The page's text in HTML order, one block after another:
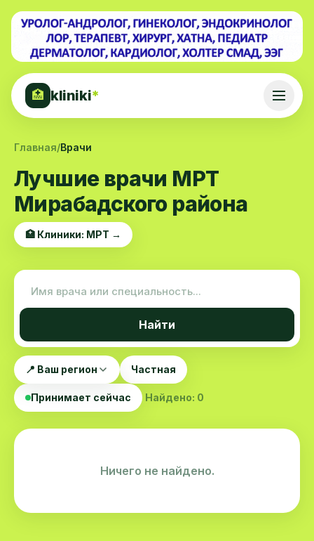
🏥 kliniki*
Главная/Врачи
Лучшие врачи МРТ
Мирабадского района
🏥 Клиники: МРТ →
Найти
📍 Ваш регион Частная
Принимает сейчас Найдено: 0
Ничего не найдено.